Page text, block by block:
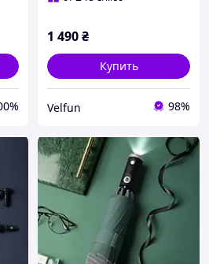
1 490₴
Купить
Velfun 98%